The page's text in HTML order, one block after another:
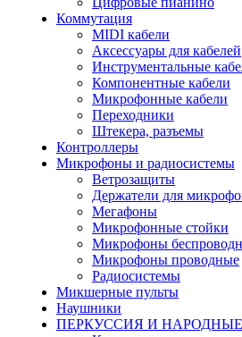
Коммутация
MIDI кабели
Аксессуары для кабелей
Инструментальные
Компонентные кабели
Микрофонные кабели
Переходники
Штекера, разъемы
Контроллеры
Микрофоны и радиосистемы
Ветрозащиты
Держатели для
Мегафоны
Микрофонные стойки
Микрофоны
Микрофоны проводные
Радиосистемы
Микшерные пульты
Наушники
ПЕРКУССИЯ И